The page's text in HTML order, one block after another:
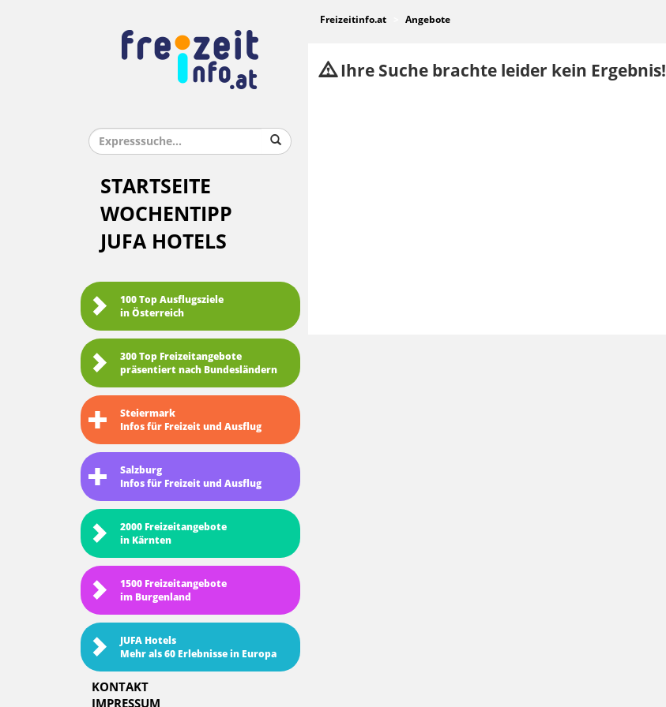
STARTSEITE
WOCHENTIPP
JUFA HOTELS
100 Top Ausflugsziele
in Österreich
300 Top Freizeitangebote
präsentiert nach Bundesländern
Steiermark
Infos für Freizeit und Ausflug
Salzburg
Infos für Freizeit und Ausflug
2000 Freizeitangebote
in Kärnten
1500 Freizeitangebote
im Burgenland
JUFA Hotels
Mehr als 60 Erlebnisse in Europa
KONTAKT
IMPRESSUM
Freizeitinfo.at Angebote
Ihre Suche brachte leider kein Ergebnis!